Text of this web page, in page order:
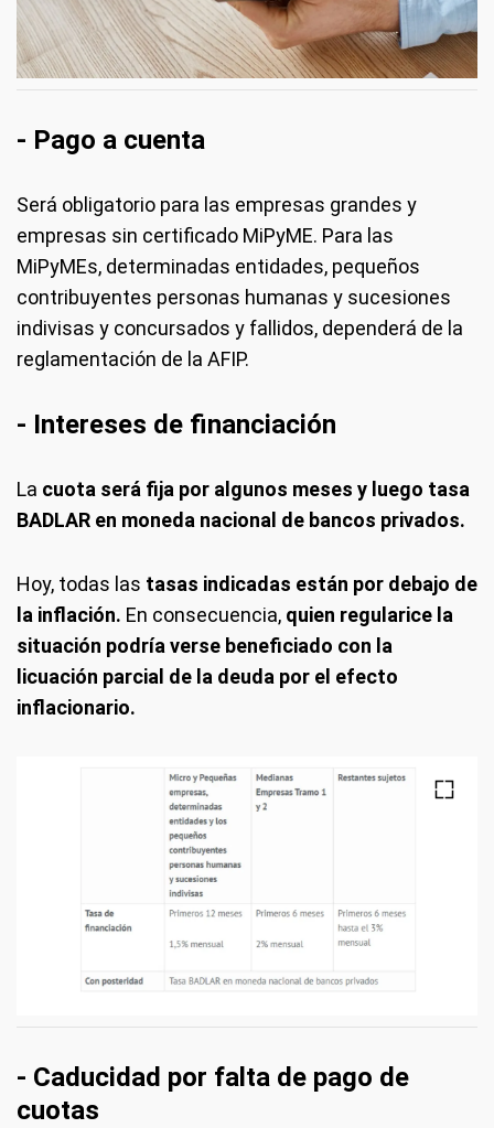
- Pago a cuenta
Será obligatorio para las empresas grandes y
empresas sin certificado MiPyME. Para las
MiPyMEs, determinadas entidades, pequeños
contribuyentes personas humanas y sucesiones
indivisas y concursados y fallidos, dependerá de la
reglamentación de la AFIP.
- Intereses de financiación
La cuota será fija por algunos meses y luego tasa
BADLAR en moneda nacional de bancos privados.
Hoy, todas las tasas indicadas están por debajo de
la inflación. En consecuencia, quien regularice la
situación podría verse beneficiado con la
licuación parcial de la deuda por el efecto
inflacionario.
- Caducidad por falta de pago de
cuotas